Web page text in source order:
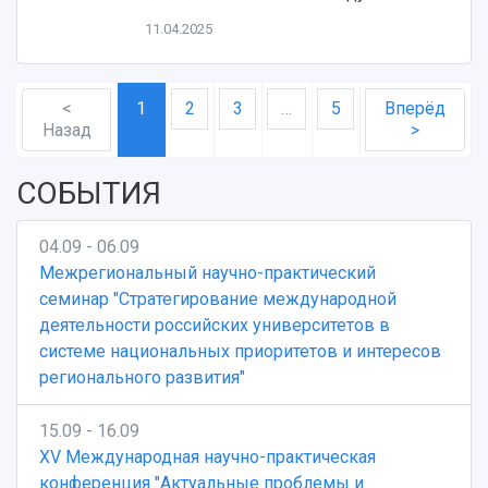
11.04.2025
<
Назад
1 2 3 … 5
Вперёд
>
СОБЫТИЯ
04.09 - 06.09
Межрегиональный научно-практический
семинар "Стратегирование международной
деятельности российских университетов в
системе национальных приоритетов и интересов
регионального развития"
15.09 - 16.09
XV Международная научно-практическая
конференция "Актуальные проблемы и